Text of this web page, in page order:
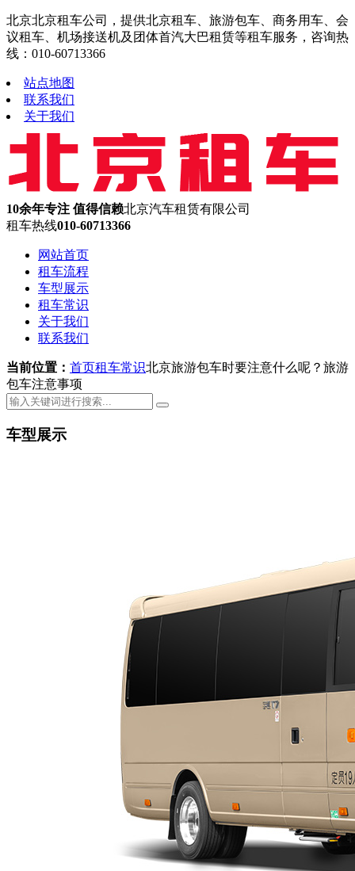
北京北京租车公司，提供北京租车、旅游包车、商务用车、会
议租车、机场接送机及团体首汽大巴租赁等租车服务，咨询热
线：010-60713366
站点地图
联系我们
关于我们
10余年专注 值得信赖北京汽车租赁有限公司
租车热线010-60713366
网站首页
租车流程
车型展示
租车常识
关于我们
联系我们
当前位置： 首页租车常识北京旅游包车时要注意什么呢？旅游
包车注意事项
车型展示